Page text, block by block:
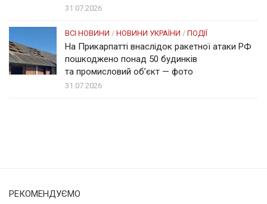
31.07.2026
ВСІ НОВИНИ / НОВИНИ УКРАЇНИ / ПОДІЇ
На Прикарпатті внаслідок ракетної атаки РФ
пошкоджено понад 50 будинків
та промисловий об’єкт — фото
31.07.2026
РЕКОМЕНДУЄМО